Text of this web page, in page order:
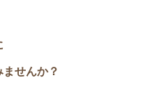
せんか？